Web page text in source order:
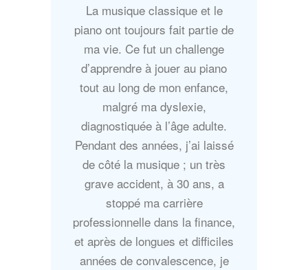
La musique classique et le
piano ont toujours fait partie de
ma vie. Ce fut un challenge
d’apprendre à jouer au piano
tout au long de mon enfance,
malgré ma dyslexie,
diagnostiquée à l’âge adulte.
Pendant des années, j’ai laissé
de côté la musique ; un très
grave accident, à 30 ans, a
stoppé ma carrière
professionnelle dans la finance,
et après de longues et difficiles
années de convalescence, je